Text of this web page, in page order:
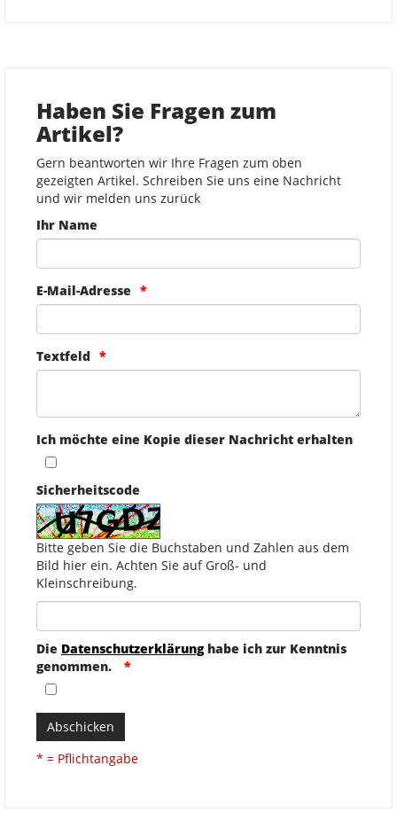
Haben Sie Fragen zum
Artikel?
Gern beantworten wir Ihre Fragen zum oben
gezeigten Artikel. Schreiben Sie uns eine Nachricht
und wir melden uns zurück
Ihr Name
E-Mail-Adresse
Textfeld
Ich möchte eine Kopie dieser Nachricht erhalten
Sicherheitscode
Bitte geben Sie die Buchstaben und Zahlen aus dem
Bild hier ein. Achten Sie auf Groß- und
Kleinschreibung.
Die Datenschutzerklärunghabe ich zur Kenntnis
genommen.
Abschicken
* = Pflichtangabe